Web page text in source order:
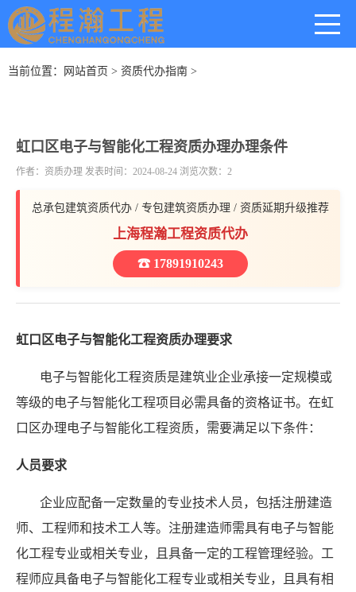
当前位置： 网站首页 > 资质代办指南 >
虹口区电子与智能化工程资质办理办理条件
作者：资质办理 发表时间：2024-08-24 浏览次数：2
总承包建筑资质代办 / 专包建筑资质办理 / 资质延期升级推荐
上海程瀚工程资质代办
☎ 17891910243
虹口区电子与智能化工程资质办理要求
电子与智能化工程资质是建筑业企业承接一定规模或
等级的电子与智能化工程项目必需具备的资格证书。在虹
口区办理电子与智能化工程资质，需要满足以下条件：
人员要求
企业应配备一定数量的专业技术人员，包括注册建造
师、工程师和技术工人等。注册建造师需具有电子与智能
化工程专业或相关专业，且具备一定的工程管理经验。工
程师应具备电子与智能化工程专业或相关专业，且具有相